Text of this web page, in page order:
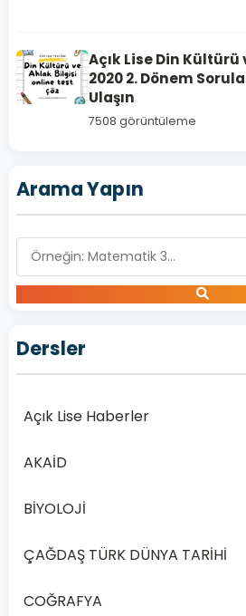
2
Açık
Osmanlı
Türkçesi
–
Yılı
Dönem
Lise
Türkçesi
Açık Lise Din
2020 2. Dönem
Ulaşın
7508 görüntüleme
Arama Yapın
Dersler
Açık Lise Haberler
AKAİD
BİYOLOJİ
ÇAĞDAŞ TÜRK DÜNYA TARİHİ
COĞRAFYA